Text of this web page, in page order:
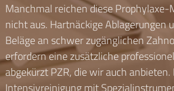
Manchmal reichen diese
nicht aus. Hartnäckige Ablagerungen
Beläge an schwer zugänglichen
erfordern eine zusätzliche
abgekürzt PZR, die wir auch